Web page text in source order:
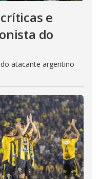
e
do
atacante argentino